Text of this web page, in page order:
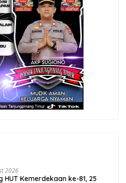
2026
HUT Kemerdekaan ke-81, 25